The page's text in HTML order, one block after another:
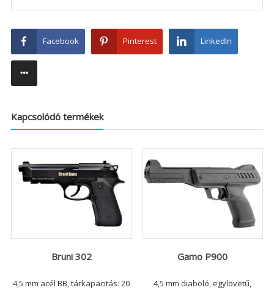
Facebook Pinterest LinkedIn
Kapcsolódó termékek
Bruni 302
4,5 mm acél BB, tárkapacitás: 20
Gamo P900
4,5 mm diaboló, egylövetű,